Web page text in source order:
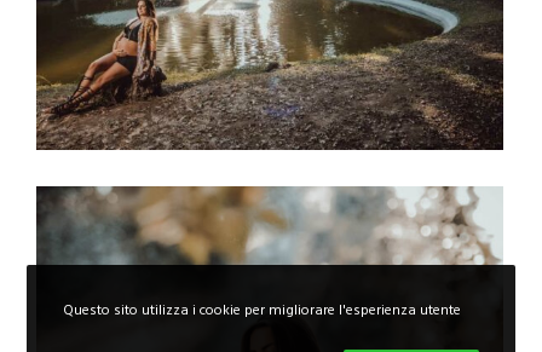
Questo sito utilizza i cookie per migliorare l'esperienza utente